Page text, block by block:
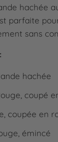
hachée
parfaite
sans
hachée
coupé
coupée en
émincé